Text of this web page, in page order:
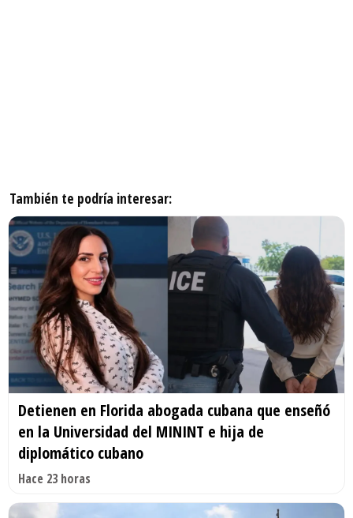
También te podría interesar:
Detienen en Florida abogada cubana que enseñó
en la Universidad del MININT e hija de
diplomático cubano
Hace 23 horas